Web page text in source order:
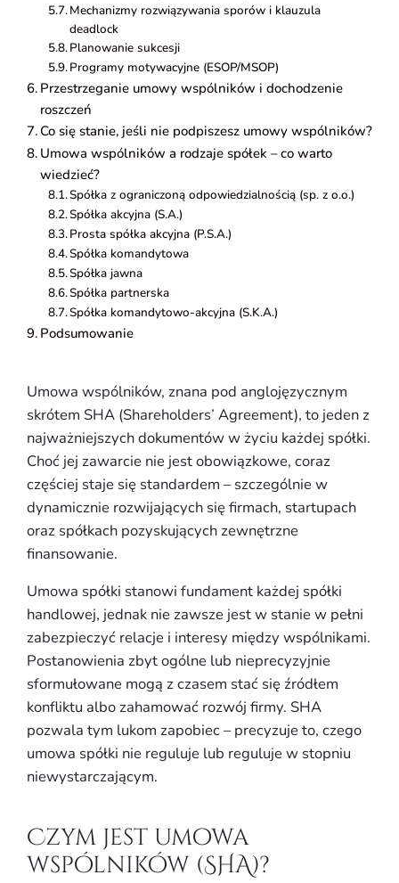
Mechanizmy rozwiązywania sporów i klauzula
deadlock
Planowanie sukcesji
Programy motywacyjne (ESOP/MSOP)
Przestrzeganie umowy wspólników i dochodzenie
roszczeń
Co się stanie, jeśli nie podpiszesz umowy wspólników?
Umowa wspólników a rodzaje spółek – co warto
wiedzieć?
Spółka z ograniczoną odpowiedzialnością (sp. z o.o.)
Spółka akcyjna (S.A.)
Prosta spółka akcyjna (P.S.A.)
Spółka komandytowa
Spółka jawna
Spółka partnerska
Spółka komandytowo-akcyjna (S.K.A.)
Podsumowanie
Umowa wspólników, znana pod anglojęzycznym
skrótem SHA (Shareholders’ Agreement), to jeden z
najważniejszych dokumentów w życiu każdej spółki.
Choć jej zawarcie nie jest obowiązkowe, coraz
częściej staje się standardem – szczególnie w
dynamicznie rozwijających się firmach, startupach
oraz spółkach pozyskujących zewnętrzne
finansowanie.
Umowa spółki stanowi fundament każdej spółki
handlowej, jednak nie zawsze jest w stanie w pełni
zabezpieczyć relacje i interesy między wspólnikami.
Postanowienia zbyt ogólne lub nieprecyzyjnie
sformułowane mogą z czasem stać się źródłem
konfliktu albo zahamować rozwój firmy. SHA
pozwala tym lukom zapobiec – precyzuje to, czego
umowa spółki nie reguluje lub reguluje w stopniu
niewystarczającym.
Czym jest umowa
wspólników (SHA)?